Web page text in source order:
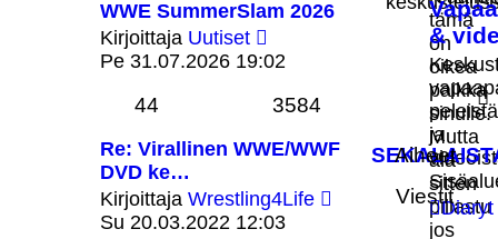
tämä
on
oikea
paikka
sinulle.
Mutta
älä
sitten
pillastu
jos
WWE SummerSlam 2026
Kirjoittaja Uutiset
uusin
Pe 31.07.2026 19:02
&
peleistä
ja
Diaryt
44 3584
Re: Virallinen WWE/WWF
DVD ke…
Kirjoittaja Wrestling4Life
Su 20.03.2022 12:03
Aiheet
Viestit